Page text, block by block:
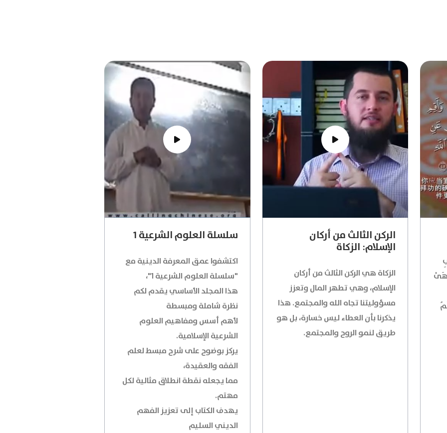
الركن الثالث من أركان
الإسلام: الزكاة
الزكاة هي الركن الثالث من أركان
الإسلام، وهي تطهر المال وتعزز
مسؤوليتنا تجاه الله والمجتمع. هذا
يذكرنا بأن العطاء ليس خسارة، بل هو
طريق لنمو الروح والمجتمع.
سلسلة العلوم الشرعية 1
اكتشفوا عمق المعرفة الدينية مع
"سلسلة العلوم الشرعية 1"،
هذا المجلد الأساسي يقدم لكم
نظرة شاملة ومبسطة
لأهم أسس ومفاهيم العلوم
الشرعية الإسلامية.
يركز بوضوح على شرح مبسط لعلم
الفقه والعقيدة،
مما يجعله نقطة انطلاق مثالية لكل
مهتم.
يهدف الكتاب إلى تعزيز الفهم
الديني السليم